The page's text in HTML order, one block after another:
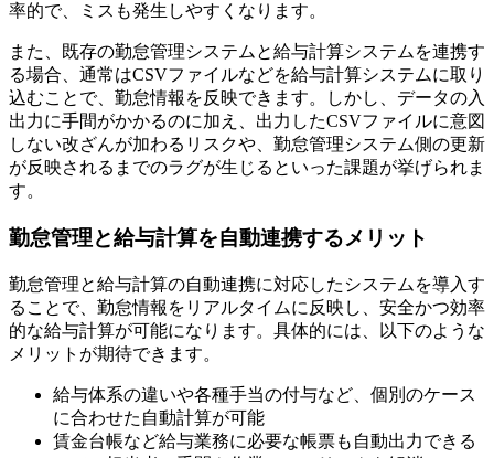
率的で、ミスも発生しやすくなります。
また、既存の勤怠管理システムと給与計算システムを連携す
る場合、通常はCSVファイルなどを給与計算システムに取り
込むことで、勤怠情報を反映できます。しかし、データの入
出力に手間がかかるのに加え、出力したCSVファイルに意図
しない改ざんが加わるリスクや、勤怠管理システム側の更新
が反映されるまでのラグが生じるといった課題が挙げられま
す。
勤怠管理と給与計算を自動連携するメリット
勤怠管理と給与計算の自動連携に対応したシステムを導入す
ることで、勤怠情報をリアルタイムに反映し、安全かつ効率
的な給与計算が可能になります。具体的には、以下のような
メリットが期待できます。
給与体系の違いや各種手当の付与など、個別のケース
に合わせた自動計算が可能
賃金台帳など給与業務に必要な帳票も自動出力できる